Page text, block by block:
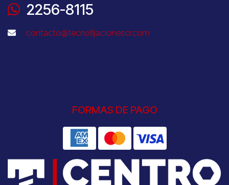
2256-8115
contacto@tecnofijacionescr.com
FORMAS DE PAGO